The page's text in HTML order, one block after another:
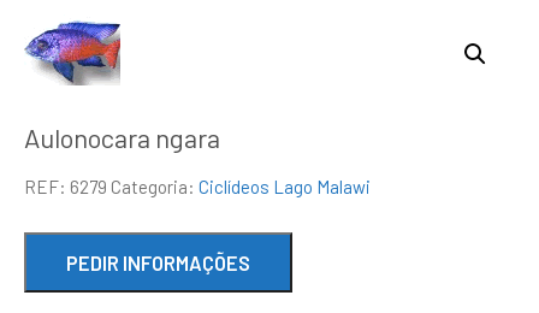
Aulonocara ngara
REF: 6279 Categoria: Ciclídeos Lago Malawi